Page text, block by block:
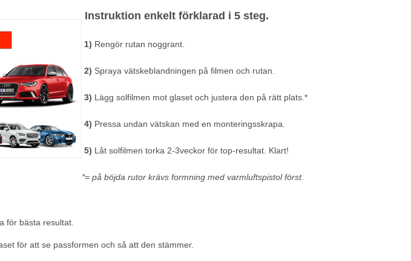
Instruktion enkelt förklarad i 5 steg.
1) Rengör rutan noggrant.
2) Spraya vätskeblandningen på filmen och rutan.
3) Lägg solfilmen mot glaset och justera den på rätt plats.*
4) Pressa undan vätskan med en monteringsskrapa.
5) Låt solfilmen torka 2-3veckor för top-resultat. Klart!
*= på böjda rutor krävs formning med varmluftspistol först.
för bästa resultat.
för att se passformen och så att den stämmer.